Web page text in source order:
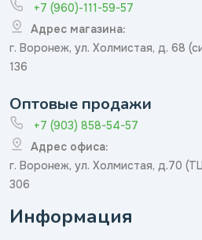
+7 (960)-111-59-57
Адрес магазина:
г. Воронеж, ул. Холмистая, д. 68
136
Оптовые продажи
+7 (903) 858-54-57
Адрес офиса:
г. Воронеж, ул. Холмистая, д.70
306
Информация